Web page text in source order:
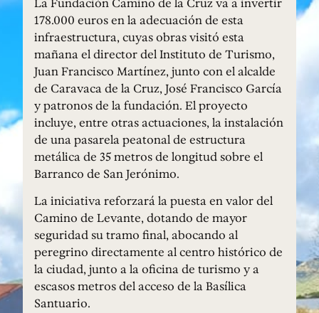
178.000 euros en la adecuación de esta
infraestructura, cuyas obras visitó esta
mañana el director del Instituto de Turismo,
Juan Francisco Martínez, junto con el alcalde
de Caravaca de la Cruz, José Francisco García
y patronos de la fundación. El proyecto
incluye, entre otras actuaciones, la instalación
de una pasarela peatonal de estructura
metálica de 35 metros de longitud sobre el
Barranco de San Jerónimo.
La iniciativa reforzará la puesta en valor del
Camino de Levante, dotando de mayor
seguridad su tramo final, abocando al
peregrino directamente al centro histórico de
la ciudad, junto a la oficina de turismo y a
escasos metros del acceso de la Basílica
Santuario.